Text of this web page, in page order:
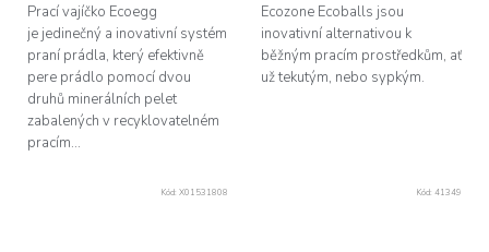
Prací vajíčko Ecoegg
je jedinečný a inovativní systém
praní prádla, který efektivně
pere prádlo pomocí dvou
druhů minerálních pelet
zabalených v recyklovatelném
pracím...
Ecozone Ecoballs jsou
inovativní alternativou k
běžným pracím prostředkům, ať
už tekutým, nebo sypkým.
Kód: X01531808 Kód: 41349